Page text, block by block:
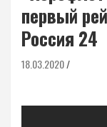
первый
Россия 24
18.03.2020